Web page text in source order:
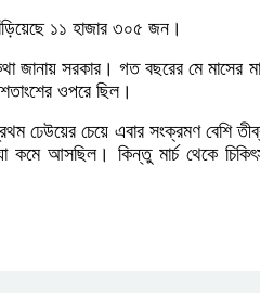
১১ হাজার ৩০৫ জন।
জানায় সরকার। গত বছরের মে মাসের
ওপরে ছিল।
ঢেউয়ের চেয়ে এবার সংক্রমণ বেশি
কমে আসছিল। কিন্তু মার্চ থেকে